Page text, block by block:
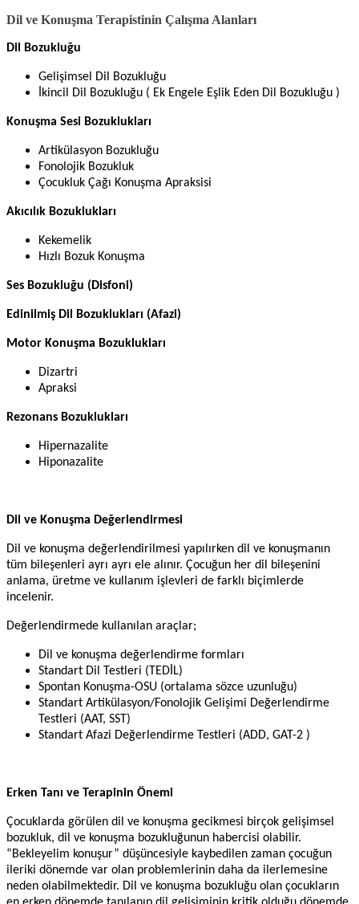
Dil ve Konuşma Terapistinin Çalışma Alanları
Dil Bozukluğu
Gelişimsel Dil Bozukluğu
İkincil Dil Bozukluğu ( Ek Engele Eşlik Eden Dil Bozukluğu )
Konuşma Sesi Bozuklukları
Artikülasyon Bozukluğu
Fonolojik Bozukluk
Çocukluk Çağı Konuşma Apraksisi
Akıcılık Bozuklukları
Kekemelik
Hızlı Bozuk Konuşma
Ses Bozukluğu (Disfoni)
Edinilmiş Dil Bozuklukları (Afazi)
Motor Konuşma Bozuklukları
Dizartri
Apraksi
Rezonans Bozuklukları
Hipernazalite
Hiponazalite
Dil ve Konuşma Değerlendirmesi
Dil ve konuşma değerlendirilmesi yapılırken dil ve konuşmanın
tüm bileşenleri ayrı ayrı ele alınır. Çocuğun her dil bileşenini
anlama, üretme ve kullanım işlevleri de farklı biçimlerde
incelenir.
Değerlendirmede kullanılan araçlar;
Dil ve konuşma değerlendirme formları
Standart Dil Testleri (TEDİL)
Spontan Konuşma-OSU (ortalama sözce uzunluğu)
Standart Artikülasyon/Fonolojik Gelişimi Değerlendirme
Testleri (AAT, SST)
Standart Afazi Değerlendirme Testleri (ADD, GAT-2 )
Erken Tanı ve Terapinin Önemi
Çocuklarda görülen dil ve konuşma gecikmesi birçok gelişimsel
bozukluk, dil ve konuşma bozukluğunun habercisi olabilir.
“Bekleyelim konuşur” düşüncesiyle kaybedilen zaman çocuğun
ileriki dönemde var olan problemlerinin daha da ilerlemesine
neden olabilmektedir. Dil ve konuşma bozukluğu olan çocukların